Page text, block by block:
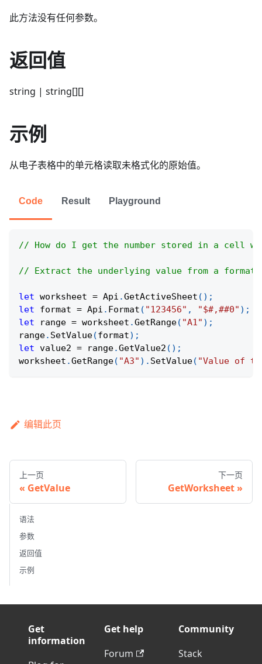
此方法没有任何参数。
返回值
string | string[][]
示例
从电子表格中的单元格读取未格式化的原始值。
Code Result Playground
// How do I get the number stored in a cell
// Extract the underlying value from a
let worksheet = Api .GetActiveSheet ( ) ;
let format = Api . Format ( "123456" , "$#,##0" ) ;
let range = worksheet .GetRange( "A1" ) ;
range. SetValue(format) ;
let value2 = range.GetValue2 ( ) ;
worksheet .GetRange( "A3" ) . SetValue( "Value of
编辑此页
上一页
GetValue
下一页
GetWorksheet
语法
参数
返回值
示例
Get
information
Get help
Forum
Community
Stack